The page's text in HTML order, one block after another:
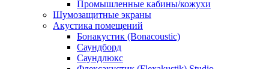
Промышленные кабины/кожухи
Шумозащитные экраны
Акустика помещений
Бонакустик (Bonacoustic)
Саундборд
Саундлюкс